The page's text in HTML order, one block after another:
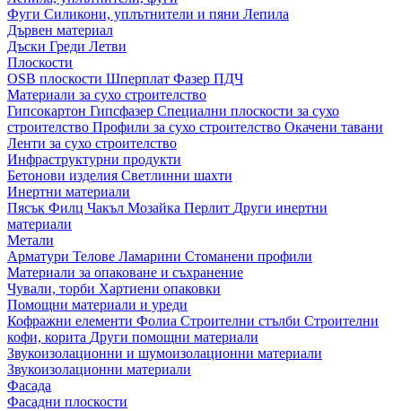
Фуги Силикони, уплътнители и пяни Лепила
Дървен материал
Дъски Греди Летви
Плоскости
OSB плоскости Шперплат Фазер ПДЧ
Материали за сухо строителство
Гипсокартон Гипсфазер Специални плоскости за сухо
строителство Профили за сухо строителство Окачени тавани
Ленти за сухо строителство
Инфраструктурни продукти
Бетонови изделия Светлинни шахти
Инертни материали
Пясък Филц Чакъл Мозайкa Перлит Други инертни
материали
Метали
Арматури Телове Ламарини Стоманени профили
Материали за опаковане и съхранение
Чували, торби Хартиени опаковки
Помощни материали и уреди
Кофражни елементи Фолиа Строителни стълби Строителни
кофи, корита Други помощни материали
Звукоизолационни и шумоизолационни материали
Звукоизолационни материали
Фасада
Фасадни плоскости